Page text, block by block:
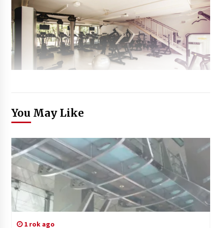
You May Like
1 rok ago